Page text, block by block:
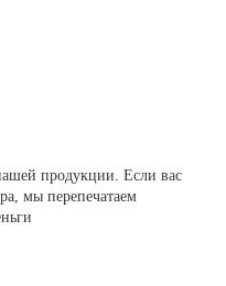
продукции. Если вас
мы перепечатаем